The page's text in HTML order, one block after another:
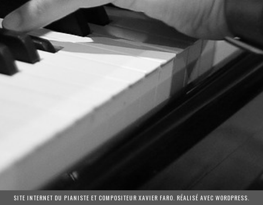
SITE INTERNET DU PIANISTE ET COMPOSITEUR XAVIER FARO. RÉALISÉ AVEC WORDPRESS.